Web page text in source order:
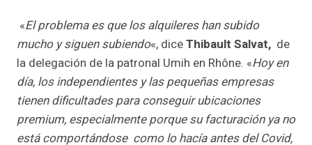
«El problema es que los alquileres han subido
mucho y siguen subiendo«, diceThibault Salvat, de
la delegación de la patronal Umih en Rhône. «Hoy en
día, los independientes y las pequeñas empresas
tienen dificultades para conseguir ubicaciones
premium, especialmente porque su facturación ya no
está comportándose como lo hacía antes del Covid,